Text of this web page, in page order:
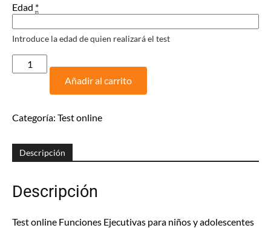
Edad *
Introduce la edad de quien realizará el test
Test
online
cantidad
Añadir al carrito
Categoría: Test online
Descripción
Descripción
Test online Funciones Ejecutivas para niños y adolescentes